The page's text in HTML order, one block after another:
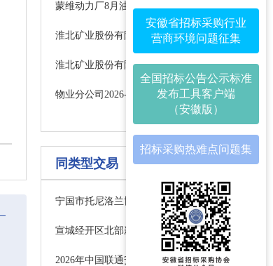
安徽省招标采购行业
营商环境问题征集
全国招标公告公示标准
发布工具客户端
（安徽版）
招标采购热难点问题集
蒙维动力厂8月油脂采购公告(内蒙古蒙维科技有限公司)
淮北矿业股份有限公司2026年二季度掘锚机及配件公开招标（01标段）中标候选人公示
淮北矿业股份有限公司2026年二季度掘锚机及配件公开招标（04标段）中标候选人公示
物业分公司2026-2027年度大众车辆配件框架协议采购采购公告
同类型交易
宁国市托尼洛兰博基尼酒店项目装饰装修EPC招标公告
宣城经开区北部新区产业基础设施提升工程项目-宣城经开区清流路以东、风萃路以北地块建设项目二期标准化厂房及室外附属工程答疑公告
2026年中国联通安徽省分公司视频策划设计制作采购项目